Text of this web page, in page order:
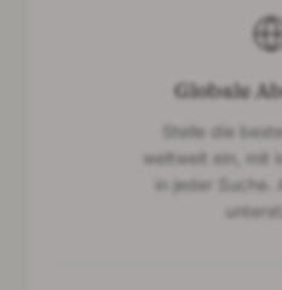
Globale
Stelle die
weltweit ein, mit
in jeder Suche.